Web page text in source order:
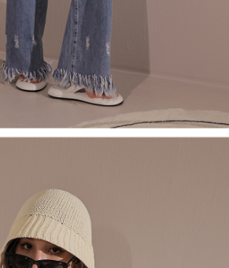
pembetulan.
penuh, sila rujuk pautan berikut:
" target="_blank" class="link revert-
Pembayaran Ansuran Gogo】
oleh Taiwan Mobile, pengguna telefon
menggunakan tanpa perlu memohon lagi.
peribadi, tidak terbuka untuk syarikat
nombor telefon, pilih bilangan
akhir pembayaran, dan setelah
transaksi akan selesai.
bilangan ansuran dan jumlah bayaran
pengesahan transaksi seterusnya.
pesanan ditubuhkan, jika tidak pergi
pengguna kali pertama yang lulus
NT$10,000. Jika pengguna tidak membuat
tersebut, yuran pembayaran lewat sebanyak
Pengguna bawah umur dikehendaki
daripada ibu bapa atau penjaga yang sah
cs_tw@netprotections.co.jpjika anda
mengenai pemprosesan dan
Jika anda tidak bersetuju dengan data